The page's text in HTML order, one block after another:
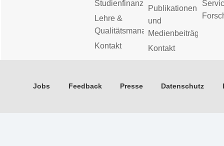
Studienfinanzierung
Lehre &
Qualitätsmanagement
Kontakt
Publikationen
und
Medienbeiträge
Kontakt
Jobs Feedback Presse Datenschutz